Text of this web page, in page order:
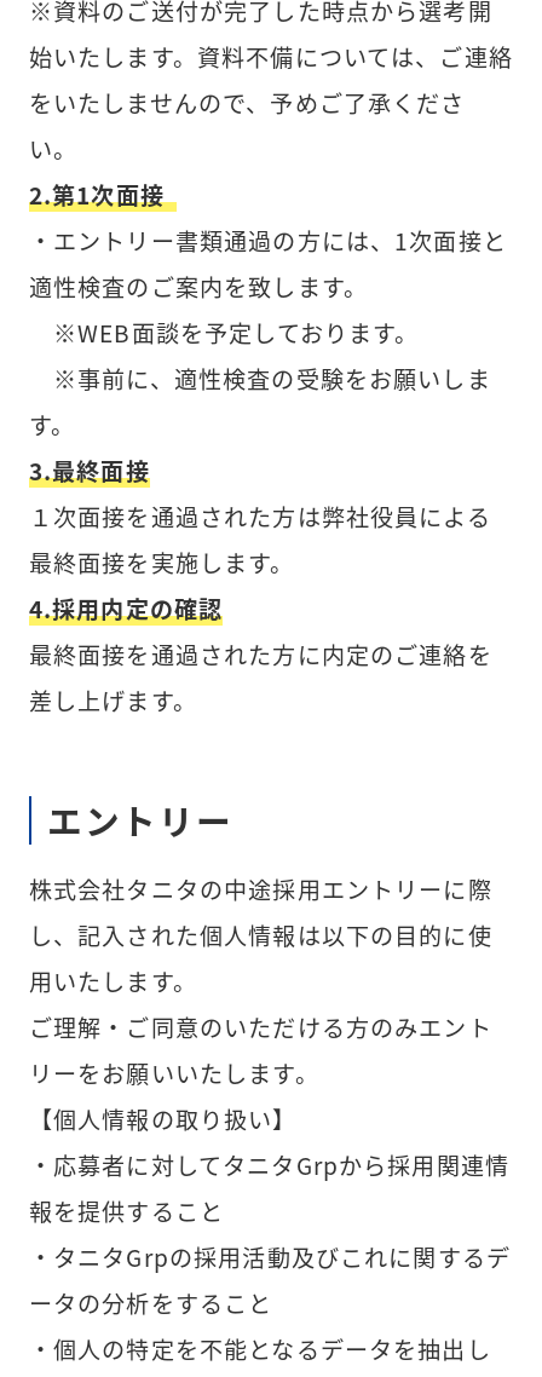
※資料のご送付が完了した時点から選考開
始いたします。資料不備については、ご連絡
をいたしませんので、予めご了承くださ
い。
2.第1次面接
・エントリー書類通過の方には、1次面接と
適性検査のご案内を致します。
※WEB面談を予定しております。
※事前に、適性検査の受験をお願いしま
す。
3.最終面接
１次面接を通過された方は弊社役員による
最終面接を実施します。
4.採用内定の確認
最終面接を通過された方に内定のご連絡を
差し上げます。
エントリー
株式会社タニタの中途採用エントリーに際
し、記入された個人情報は以下の目的に使
用いたします。
ご理解・ご同意のいただける方のみエント
リーをお願いいたします。
【個人情報の取り扱い】
・応募者に対してタニタGrpから採用関連情
報を提供すること
・タニタGrpの採用活動及びこれに関するデ
ータの分析をすること
・個人の特定を不能となるデータを抽出し